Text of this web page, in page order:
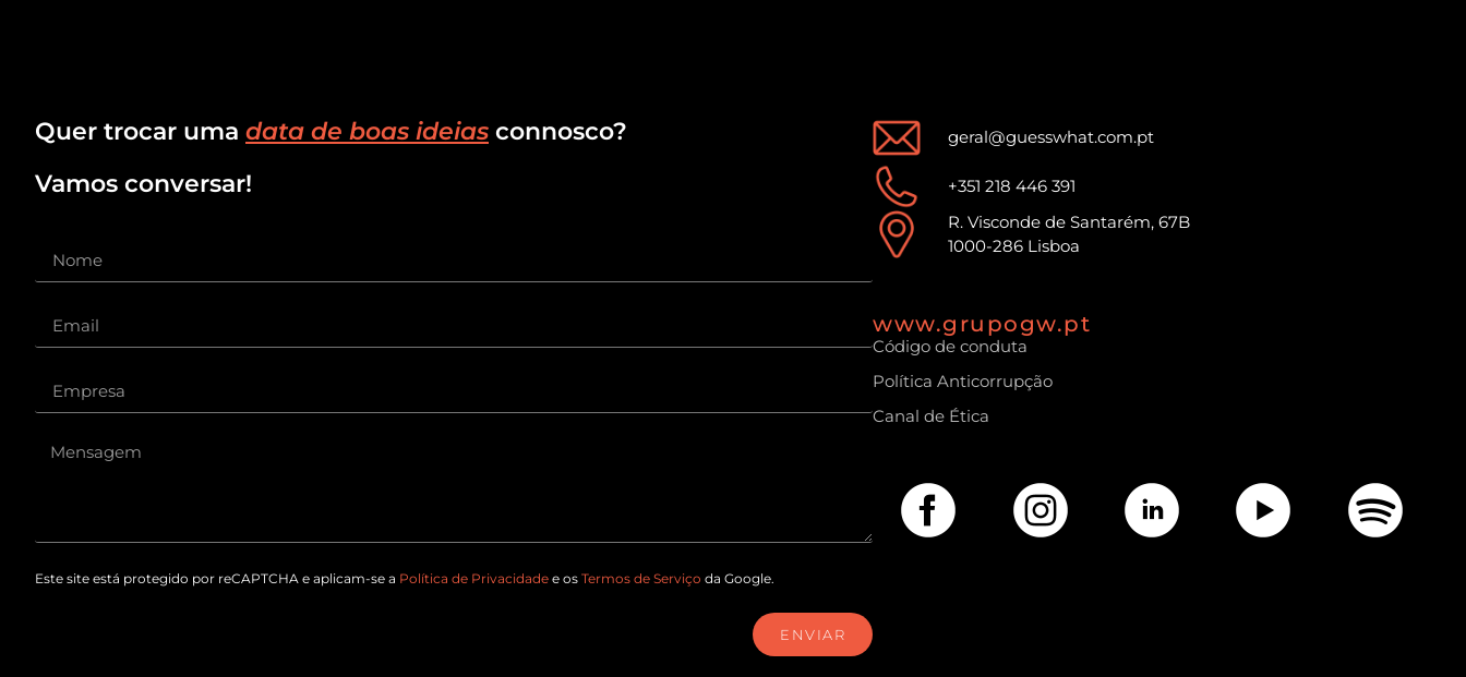
Quer trocar uma data de boas ideias connosco?
Vamos conversar!
Este site está protegido por reCAPTCHA e aplicam-se a Política de Privacidade e os Termos de Serviço da Google.
ENVIAR
geral@guesswhat.com.pt
+351 218 446 391
R. Visconde de Santarém, 67B
1000-286 Lisboa
www.grupogw.pt
Código de conduta
Política Anticorrupção
Canal de Ética